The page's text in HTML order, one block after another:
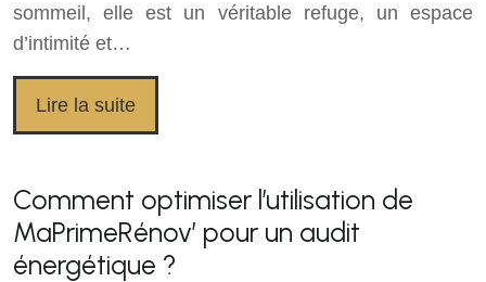
sommeil, elle est un véritable refuge, un espace
d’intimité et…
Lire la suite
Comment optimiser l’utilisation de
MaPrimeRénov’ pour un audit
énergétique ?